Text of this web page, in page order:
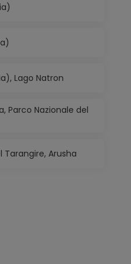
Lago Natron
Parco Nazionale del
Tarangire, Arusha